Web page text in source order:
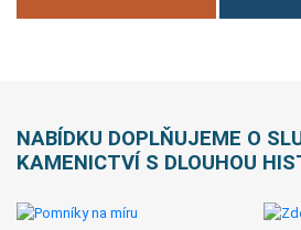
NABÍDKU DOPLŇUJEME O
KAMENICTVÍ S DLOUHOU